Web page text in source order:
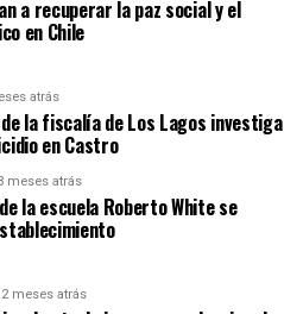
a recuperar la paz social y el
en Chile
atrás
de la fiscalía de Los Lagos investiga
en Castro
meses atrás
la escuela Roberto White se
2 meses atrás